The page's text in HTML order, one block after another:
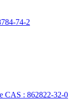
74-2
CAS : 862822-32-0